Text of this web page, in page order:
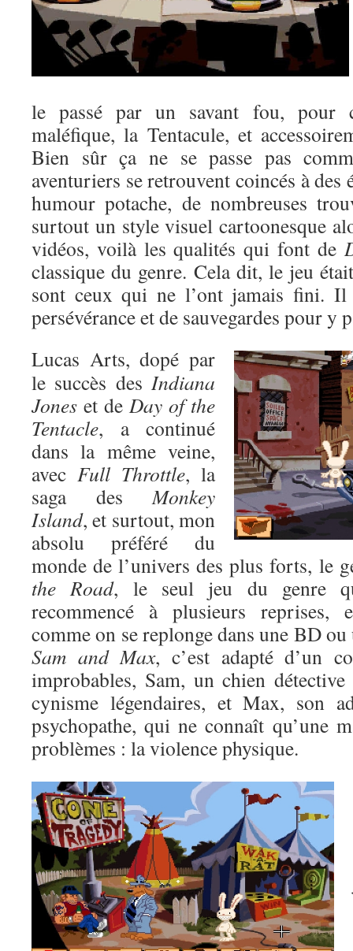
le passé par un savant fou, pour
maléfique, la Tentacule, et
Bien sûr ça ne se passe pas
aventuriers se retrouvent coincés à des
humour potache, de nombreuses
surtout un style visuel cartoonesque
vidéos, voilà les qualités qui font de
classique du genre. Cela dit, le jeu
sont ceux qui ne l’ont jamais fini.
persévérance et de sauvegardes pour y
Lucas Arts, dopé par
le succès des Indiana
Jones et de Day of the
Tentacle, a continué
dans la même veine,
avec Full Throttle, la
saga desMonkey
Island, et surtout, mon
absolu préféré du
monde de l’univers des plus forts, le
the Road, le seul jeu du genre
recommencé à plusieurs reprises,
comme on se replonge dans une BD ou
Sam and Max, c’est adapté d’un
improbables, Sam, un chien
cynisme légendaires, et Max, son
psychopathe, qui ne connaît qu’une
problèmes : la violence physique.